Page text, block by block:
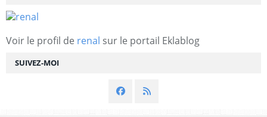
SUIVEZ-MOI
Voir le profil de renal sur le portail Eklablog